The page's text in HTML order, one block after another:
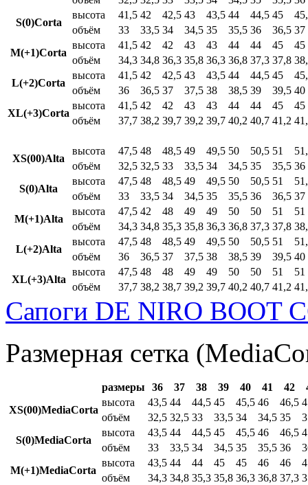
S(0)Corta
высота 41,5 42 42,5 43 43,5 44 44,5 45
объём
33 33,5 34 34,5 35 35,5 36 36,5 37
M(+1)Corta
высота 41,5 42 42 43 43 44 44 45
45
объём
34,3 34,8 36,3 35,8 36,3 36,8 37,3 37,8
L(+2)Corta
высота 41,5 42 42,5 43 43,5 44 44,5 45
объём
36 36,5 37 37,5 38 38,5 39 39,5 40
XL(+3)Corta
высота 41,5 42 42 43 43 44 44 45
45
объём
37,7 38,2 39,7 39,2 39,7 40,2 40,7 41,2
XS(00)Alta
высота 47,5 48 48,5 49 49,5 50 50,5 51
объём
32,5 32,5 33 33,5 34 34,5 35 35,5 36
S(0)Alta
высота 47,5 48 48,5 49 49,5 50 50,5 51
объём
33 33,5 34 34,5 35 35,5 36 36,5 37
M(+1)Alta
высота 47,5 42 48 49 49 50 50 51
51
объём
34,3 34,8 35,3 35,8 36,3 36,8 37,3 37,8
L(+2)Alta
высота 47,5 48 48,5 49 49,5 50 50,5 51
объём
36 36,5 37 37,5 38 38,5 39 39,5 40
XL(+3)Alta
высота 47,5 48 48 49 49 50 50 51
51
объём
37,7 38,2 38,7 39,2 39,7 40,2 40,7 41,2
Сапоги DE NIRO BOOT
Размерная сетка
размеры 36 37 38 39 40 41 42
XS(00)MediaCorta
высота 43,5 44 44,5 45 45,5 46 46,5
объём
32,5 32,5 33 33,5 34 34,5 35
S(0)MediaCorta
высота 43,5 44 44,5 45 45,5 46 46,5
объём
33 33,5 34 34,5 35 35,5 36
M(+1)MediaCorta
высота 43,5 44 44 45 45 46 46
объём
34,3 34,8 35,3 35,8 36,3 36,8 37,3